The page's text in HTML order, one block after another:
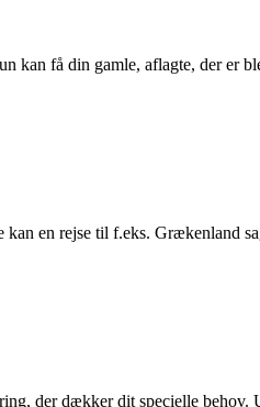
kan få din gamle, aflagte, der er
en rejse til f.eks. Grækenland
der dækker dit specielle